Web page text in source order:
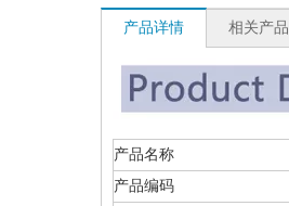
产品详情 相关产品
产品名称
产品编码